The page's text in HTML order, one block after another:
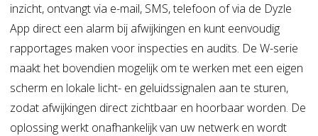
inzicht, ontvangt via e-mail, SMS, telefoon of via de Dyzle
App direct een alarm bij afwijkingen en kunt eenvoudig
rapportages maken voor inspecties en audits. De W-serie
maakt het bovendien mogelijk om te werken met een eigen
scherm en lokale licht- en geluidssignalen aan te sturen,
zodat afwijkingen direct zichtbaar en hoorbaar worden. De
oplossing werkt onafhankelijk van uw netwerk en wordt